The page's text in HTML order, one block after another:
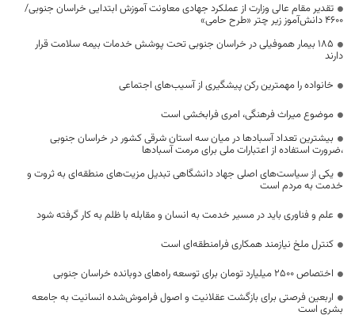
تقدیر مقام عالی وزارت از عملکرد جهادی معاونت آموزش ابتدایی خراسان جنوبی/
۴۶۰۰ دانش‌آموز زیر چتر «طرح حامی»
۱۸۵ بیمار هموفیلی در خراسان جنوبی تحت پوشش خدمات بیمه سلامت قرار
دارند
خانواده را مهمترین رکن پیشگیری از آسیب‌های اجتماعی
موضوع میراث فرهنگی، امری فرابخشی است
بیشترین تعداد آسبادها در میان سه استان شرقی کشور در خراسان جنوبی
،ضرورت استفاده از اعتبارات ملی برای مرمت آسبادها
یکی از سیاست‌های اصلی جهاد دانشگاهی تبدیل مزیت‌های منطقه‌ای به ثروت و
خدمت به مردم است
علم و فناوری باید در مسیر خدمت به انسان و مقابله با ظلم به کار گرفته شود
کنترل ملخ نیازمند همکاری فرامنطقه‌ای است
اختصاص 2500 میلیارد تومان برای توسعه راه‌های دوبانده خراسان جنوبی
اربعین فرصتی برای بازگشت عقلانیت و اصول فراموش‌شده انسانیت به جامعه
بشری است